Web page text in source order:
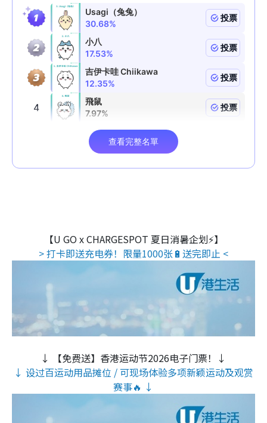
【U GO x CHARGESPOT 夏日消暑企划⚡】
> 打卡即送充电券！限量1000张🔋送完即止 <
↓ 【免费送】香港运动节2026电子门票！↓
↓ 设过百运动用品摊位 / 可现场体验多项新颖运动及观赏
赛事🔥 ↓